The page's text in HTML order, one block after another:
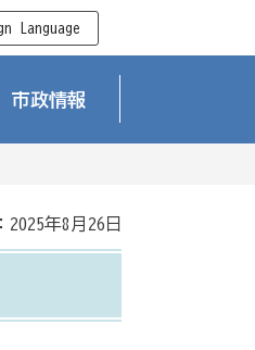
Language
市政情報
2025年8月26日